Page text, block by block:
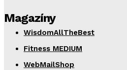
Magazíny
WisdomAllTheBest
Fitness MEDIUM
WebMailShop